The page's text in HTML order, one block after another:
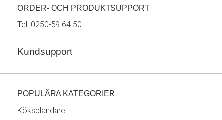
ORDER- OCH PRODUKTSUPPORT
Tel: 0250-59 64 50
Kundsupport
POPULÄRA KATEGORIER
Köksblandare